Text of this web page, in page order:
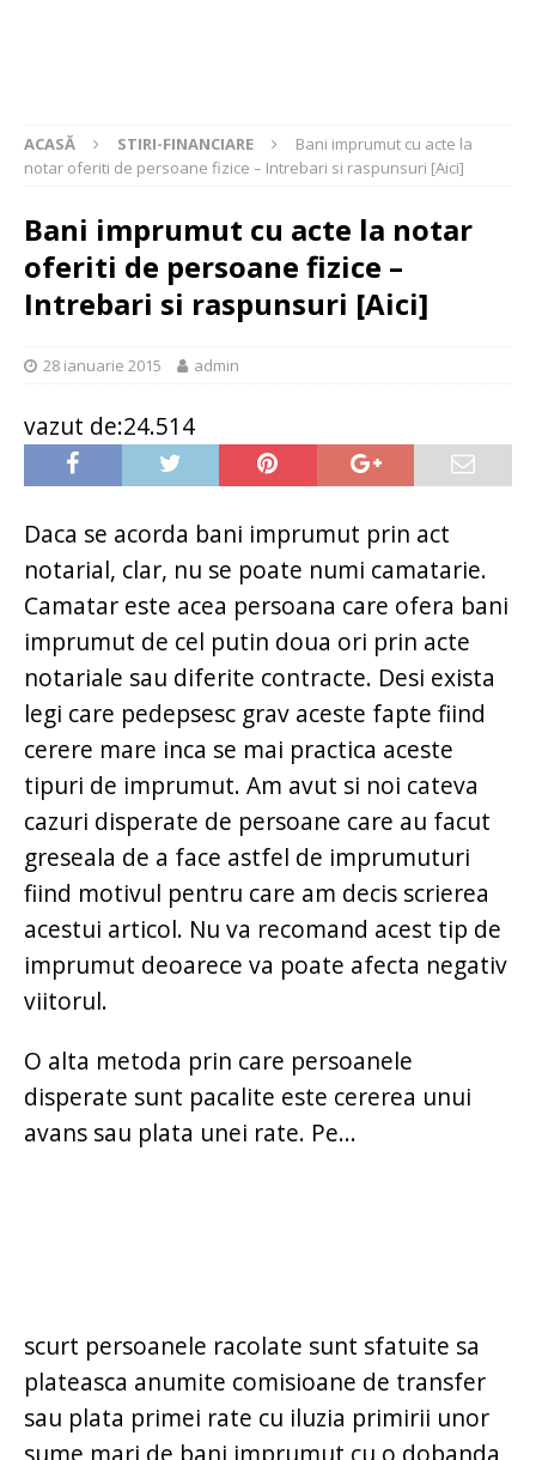
ACASĂ STIRI-FINANCIARE
Bani imprumut cu acte la
notar oferiti de persoane fizice – Intrebari si raspunsuri [Aici]
Bani imprumut cu acte la notar
oferiti de persoane fizice –
Intrebari si raspunsuri [Aici]
28 ianuarie 2015 admin
vazut de:24.514
Daca se acorda bani imprumut prin act
notarial, clar, nu se poate numi camatarie.
Camatar este acea persoana care ofera bani
imprumut de cel putin doua ori prin acte
notariale sau diferite contracte. Desi exista
legi care pedepsesc grav aceste fapte fiind
cerere mare inca se mai practica aceste
tipuri de imprumut. Am avut si noi cateva
cazuri disperate de persoane care au facut
greseala de a face astfel de imprumuturi
fiind motivul pentru care am decis scrierea
acestui articol. Nu va recomand acest tip de
imprumut deoarece va poate afecta negativ
viitorul.
O alta metoda prin care persoanele
disperate sunt pacalite este cererea unui
avans sau plata unei rate. Pe...
scurt persoanele racolate sunt sfatuite sa
plateasca anumite comisioane de transfer
sau plata primei rate cu iluzia primirii unor